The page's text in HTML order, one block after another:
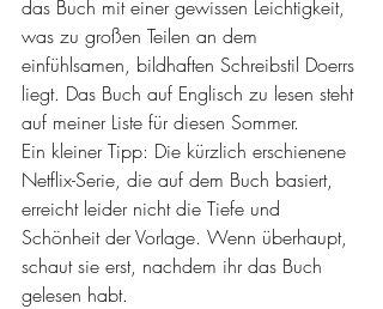
das Buch mit einer gewissen Leichtigkeit,
was zu großen Teilen an dem
einfühlsamen, bildhaften Schreibstil Doerrs
liegt. Das Buch auf Englisch zu lesen steht
auf meiner Liste für diesen Sommer.
Ein kleiner Tipp: Die kürzlich erschienene
Netflix-Serie, die auf dem Buch basiert,
erreicht leider nicht die Tiefe und
Schönheit der Vorlage. Wenn überhaupt,
schaut sie erst, nachdem ihr das Buch
gelesen habt.